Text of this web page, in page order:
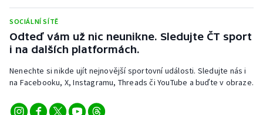
SOCIÁLNÍ SÍTĚ
Odteď vám už nic neunikne. Sledujte ČT sport
i na dalších platformách.
Nenechte si nikde ujít nejnovější sportovní události. Sledujte nás i
na Facebooku, X, Instagramu, Threads či YouTube a buďte v obraze.